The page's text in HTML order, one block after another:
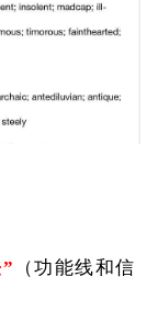
（功能线和信